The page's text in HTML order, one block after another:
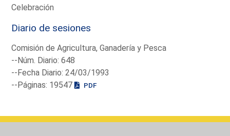
Celebración
Diario de sesiones
Comisión de Agricultura, Ganadería y Pesca
--Núm. Diario: 648
--Fecha Diario: 24/03/1993
--Páginas: 19547
PDF